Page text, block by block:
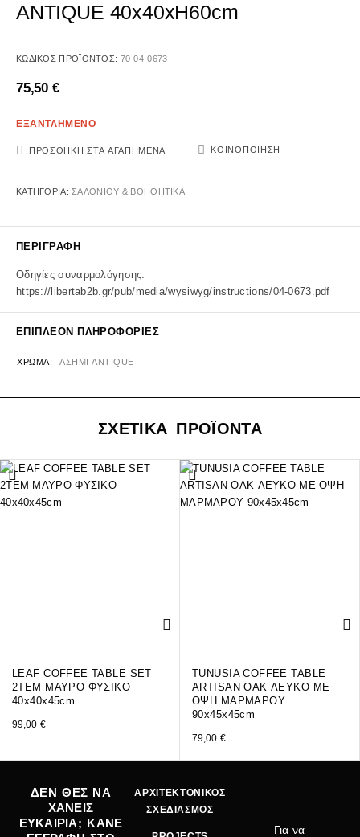
ANTIQUE 40x40xH60cm
ΚΩΔΙΚΌΣ ΠΡΟΪΌΝΤΟΣ: 70-04-0673
75,50 €
ΕΞΑΝΤΛΗΜΕΝΟ
ΠΡΟΣΘΉΚΗ ΣΤΑ ΑΓΑΠΗΜΈΝΑ ΚΟΙΝΟΠΟΊΗΣΗ
ΚΑΤΗΓΟΡΊΑ:ΣΑΛΟΝΙΟΥ & ΒΟΗΘΗΤΙΚΑ
ΠΕΡΙΓΡΑΦΉ
Οδηγίες συναρμολόγησης:
https://libertab2b.gr/pub/media/wysiwyg/instructions/04-0673.pdf
ΕΠΙΠΛΈΟΝ ΠΛΗΡΟΦΟΡΊΕΣ
ΧΡΏΜΑ ΑΣΗΜΙ ANTIQUE
ΣΧΕΤΙΚΑ ΠΡΟΪΟΝΤΑ
LEAF COFFEE TABLE SET
2ΤΕΜ ΜΑΥΡΟ ΦΥΣΙΚΟ
40x40x45cm
99,00 €
TUNUSIA COFFEE TABLE
ARTISAN OAK ΛΕΥΚΟ ΜΕ
ΟΨΗ ΜΑΡΜΑΡΟΥ
90x45x45cm
79,00 €
ΔΕΝ ΘΕΣ ΝΑ
ΧΑΝΕΙΣ
ΕΥΚΑΙΡΙΑ; ΚΑΝΕ
ΑΡΧΙΤΕΚΤΟΝΙΚΟΣ
ΣΧΕΔΙΑΣΜΟΣ
Για να